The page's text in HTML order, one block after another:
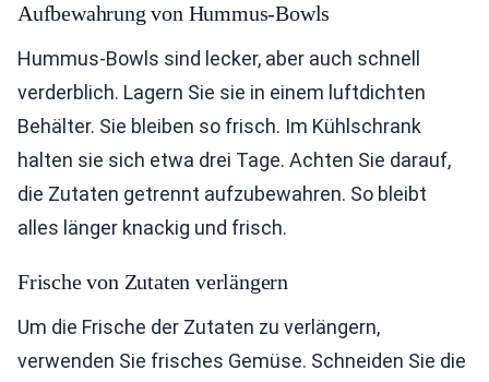
Aufbewahrung von Hummus-Bowls
Hummus-Bowls sind lecker, aber auch schnell
verderblich. Lagern Sie sie in einem luftdichten
Behälter. Sie bleiben so frisch. Im Kühlschrank
halten sie sich etwa drei Tage. Achten Sie darauf,
die Zutaten getrennt aufzubewahren. So bleibt
alles länger knackig und frisch.
Frische von Zutaten verlängern
Um die Frische der Zutaten zu verlängern,
verwenden Sie frisches Gemüse. Schneiden Sie die